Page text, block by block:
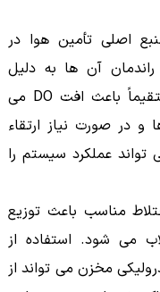
اصلی تأمین هوا در
آن ها به دلیل
فرسودگی یا عدم نگهداری مناسب، مستقیماً باعث افت DO می
در صورت نیاز ارتقاء
عملکرد سیستم را
مناسب باعث توزیع
می شود. استفاده از
مخزن می تواند از